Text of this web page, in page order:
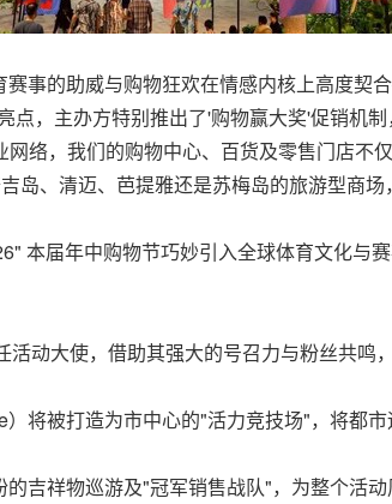
事的助威与购物狂欢在情感内核上高度
，主办方特别推出了'购物赢大奖'促销机
络，我们的购物中心、百货及零售门店不
岛、清迈、芭提雅还是苏梅岛的旅游型商
本届年中购物节巧妙引入全球体育文化与
活动大使，借助其强大的号召力与粉丝共
将被打造为市中心的"活力竞技场"，将都
吉祥物巡游及"冠军销售战队"，为整个活动